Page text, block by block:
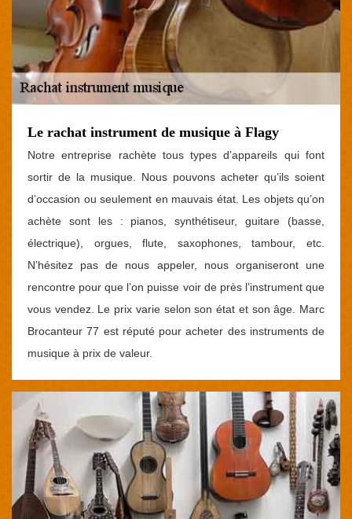
Le rachat instrument de musique à Flagy
Notre entreprise rachète tous types d’appareils qui font
sortir de la musique. Nous pouvons acheter qu’ils soient
d’occasion ou seulement en mauvais état. Les objets qu’on
achète sont les : pianos, synthétiseur, guitare (basse,
électrique), orgues, flute, saxophones, tambour, etc.
N’hésitez pas de nous appeler, nous organiseront une
rencontre pour que l’on puisse voir de près l’instrument que
vous vendez. Le prix varie selon son état et son âge. Marc
Brocanteur 77 est réputé pour acheter des instruments de
musique à prix de valeur.